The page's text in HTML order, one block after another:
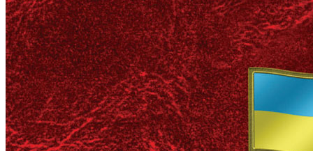
Кадрові зміни
Працевлаштування
Про глухих
Постаті в УТОГ
Все про УТОГ: ваші права, послуги та підтримка:
Важлива інформація
Благодійні справи
Історія глухих
Коронавірус
Брифінги
Корисні інформаційні матеріали від Т. Ломакіної
Офіційна інформація